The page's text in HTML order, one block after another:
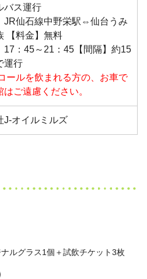
バス運行
JR仙石線中野栄駅⇔仙台うみ
【料金】無料
17：45～21：45【間隔】約15
運行
ールを飲まれる方の、お車で
はご遠慮ください。
J-オイルミルズ
ルグラス1個＋試飲チケット3枚